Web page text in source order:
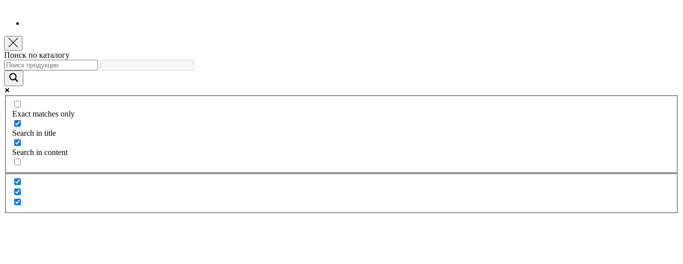
Поиск по каталогу
Exact matches only
Search in title
Search in content